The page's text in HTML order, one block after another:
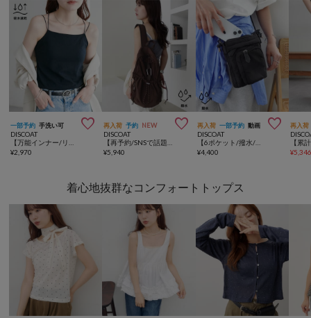
一部予約 手洗い可 
DISCOAT
¥2,970
再入荷 予約 NEW 
DISCOAT
¥5,940
再入荷 一部予約 動画 
DISCOAT
【6ポケット/撥水/軽量】ユーティリティーパフィーミニショルダーバッグ
¥4,400
再入荷
¥
着心地抜群なコンフォートトップス